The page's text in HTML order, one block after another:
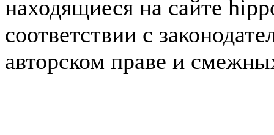
находящиеся на сайте
соответствии с
авторском праве и